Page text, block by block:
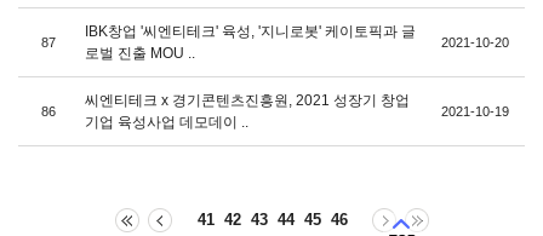
87
IBK창업 '씨엔티테크' 육성, '지니로봇' 케이토픽과 글
로벌 진출 MOU ..
2021-10-20
86
씨엔티테크 x 경기콘텐츠진흥원, 2021 성장기 창업
기업 육성사업 데모데이 ..
2021-10-19
41 42 43 44 45 46